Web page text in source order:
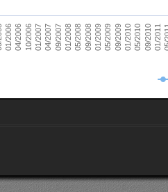
01/200604/200610/200601/200704/200709/200701/200805/200809/200801/200905/200909/200901/201005/201009/201001/2011